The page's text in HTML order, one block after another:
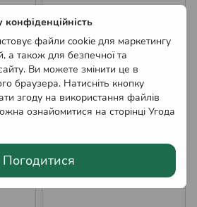
файли cookie для маркетингу
а також для безпечної та
Ви можете змінити це в
браузера. Натисніть кнопку
згоду на використання файлів
ознайомитися на сторінці Угода
Погодитися